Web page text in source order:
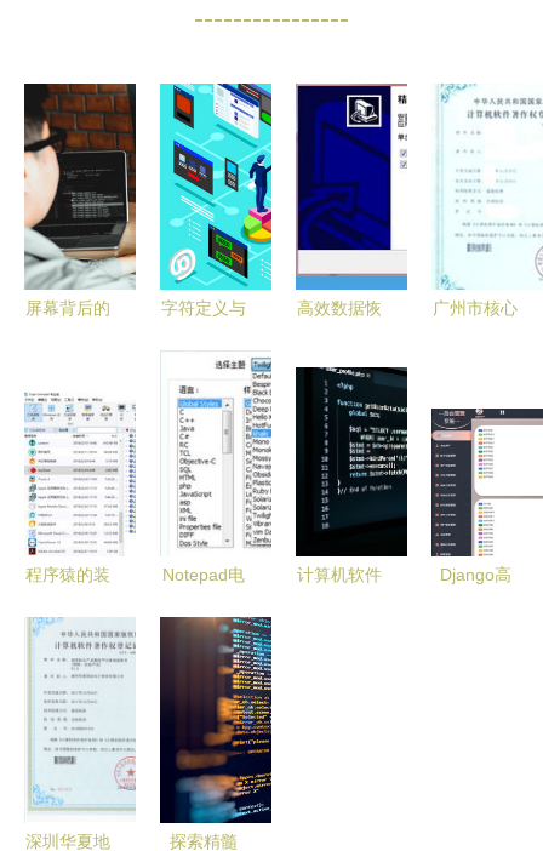
----------------
屏幕背后的
的近视解码
指南
字符定义与
创意中融合
性别与技术
视域的洞察
高效数据恢
精品数据恢
复软件官方
版 v2.0 深
度解析
广州市核心
登记指南
过程、费用
与服务商选
择
程序猿的装
款让开发效
率翻倍的电
脑软件推荐
Notepad电
中文版发布
轻巧高效的
编程利器
计算机软件
Django高
深圳华夏地 探索精髓